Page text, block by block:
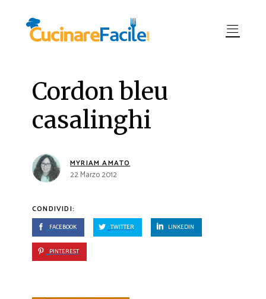
Cordon bleu
casalinghi
MYRIAM AMATO
22 Marzo 2012
CONDIVIDI:
FACEBOOK TWITTER LINKEDIN
PINTEREST